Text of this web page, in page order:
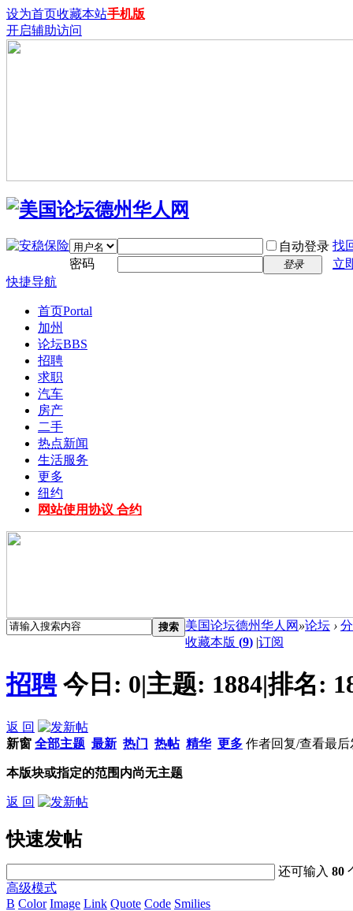
设为首页收藏本站手机版
开启辅助访问
自动登录 找
密码
登录
立
快捷导航
首页Portal
加州
论坛BBS
招聘
求职
汽车
房产
二手
热点新闻
生活服务
更多
纽约
网站使用协议 合约
搜索 美国论坛德州华人网 »论坛 ›
收藏本版 (9) |订阅
招聘 今日: 0|主题: 1884|排名:
返 回
新窗 全部主题 最新 热门 热帖 精华 更多 作者回复/查看最后
本版块或指定的范围内尚无主题
返 回
快速发帖
还可输入80
高级模式
B Color Image Link Quote Code Smilies